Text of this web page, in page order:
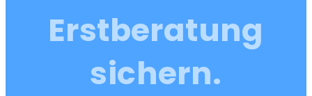
Erstberatung
sichern.